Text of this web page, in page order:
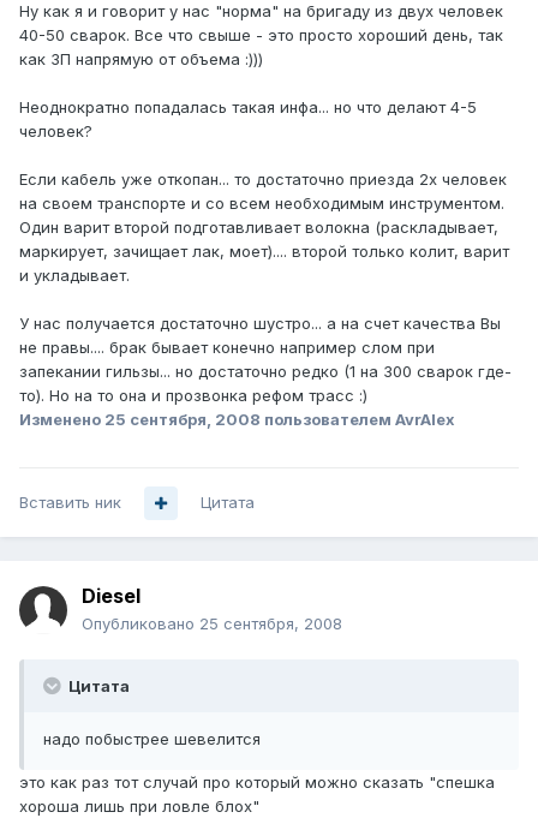
Ну как я и говорит у нас "норма" на бригаду из двух человек
40-50 сварок. Все что свыше - это просто хороший день, так
как ЗП напрямую от объема :)))
Неоднократно попадалась такая инфа... но что делают 4-5
человек?
Если кабель уже откопан... то достаточно приезда 2х человек
на своем транспорте и со всем необходимым инструментом.
Один варит второй подготавливает волокна (раскладывает,
маркирует, зачищает лак, моет).... второй только колит, варит
и укладывает.
У нас получается достаточно шустро... а на счет качества Вы
не правы.... брак бывает конечно например слом при
запекании гильзы... но достаточно редко (1 на 300 сварок где-
то). Но на то она и прозвонка рефом трасс :)
Изменено 25 сентября, 2008 пользователем AvrAlex
Вставить ник Цитата
Diesel
Опубликовано 25 сентября, 2008
Цитата
надо побыстрее шевелится
это как раз тот случай про который можно сказать "спешка
хороша лишь при ловле блох"